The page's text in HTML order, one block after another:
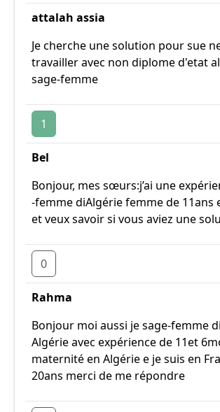
attalah assia
Je cherche une solution pour sue
travailler avec non diplome d'etat
sage-femme
1
Bel
Bonjour, mes sœurs:j’ai une
-femme diAlgérie femme de 11ans
et veux savoir si vous aviez une
0
Rahma
Bonjour moi aussi je sage-femme
Algérie avec expérience de 11et
maternité en Algérie e je suis en
20ans merci de me répondre